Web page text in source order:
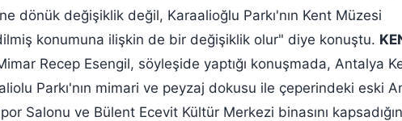
dönük değişiklik değil, Karaalioğlu Parkı'nın Kent Müzesi
konumuna ilişkin de bir değişiklik olur" diye konuştu.
Recep Esengil, söyleşide yaptığı konuşmada, Antalya
Parkı'nın mimari ve peyzaj dokusu ile çeperindeki eski
Salonu ve Bülent Ecevit Kültür Merkezi binasını